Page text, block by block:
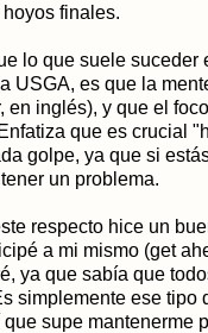
finales.
lo que suele suceder
USGA, es que la
en inglés), y que el
que es crucial
golpe, ya que si
un problema.
respecto hice un
a mi mismo (get
ya que sabía que
simplemente ese tipo
supe mantenerme